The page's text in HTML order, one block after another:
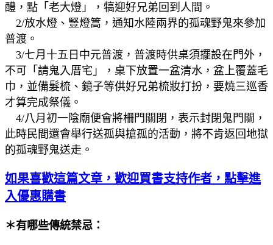
醴，點「老大燈」，犒迎好兄弟回到人間。
2/放水燈、豎燈篙，通知水陸兩界的孤魂野鬼來參加
普渡。
3/七月十五日中元普渡，普渡時供桌須擺設在門外，
不可「請鬼入厝宅」，桌下放置一盆清水，盆上覆蓋毛
巾，並備髮梳、鏡子等供好兄弟梳妝打扮，要燒三巡香
才算完成祭儀。
4/八月初一陰廟便會將柵門關閉，表示封閉鬼門關，
此時民間還會舉行送孤與搶孤的活動，將不肯返回地獄
的孤魂野鬼送走。
如果喜歡這篇文章，歡迎買書支持作者，點擊進
入優惠購書
＊有哪些傳統禁忌：